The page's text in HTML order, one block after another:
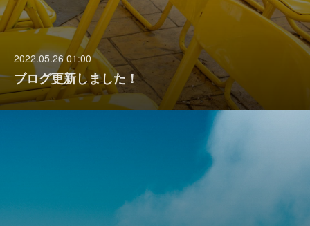
2022.05.26 01:00
ブログ更新しました！